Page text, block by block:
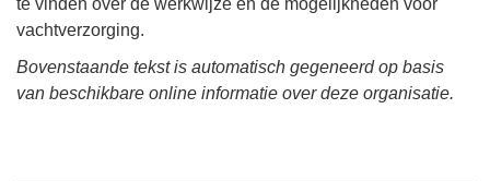
te vinden over de werkwijze en de mogelijkheden voor
vachtverzorging.
Bovenstaande tekst is automatisch gegeneerd op basis
van beschikbare online informatie over deze organisatie.